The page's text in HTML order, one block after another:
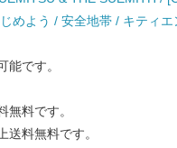
めよう / 安全地帯 / キティ
能です。
無料です。
料無料です。